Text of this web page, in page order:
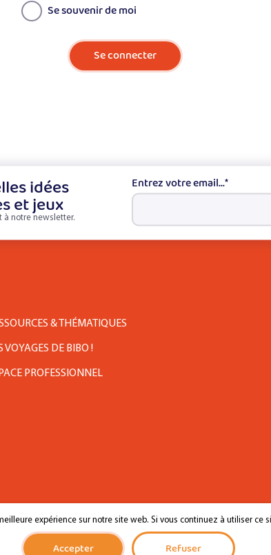
Se souvenir de moi
idées
et jeux
à notre newsletter.
Entrez votre email...*
& THÉMATIQUES
VOYAGES DE BIBO !
PROFESSIONNEL
légales Confidentialité Site par
expérience sur notre site web. Si vous continuez à utiliser ce
Accepter Refuser